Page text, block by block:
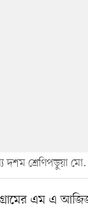
দশম শ্রেণিপড়ুয়া
এম এ আজিজ